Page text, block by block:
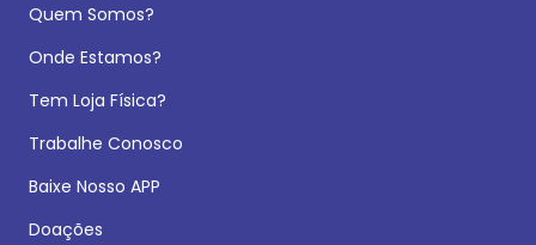
Quem Somos?
Onde Estamos?
Tem Loja Física?
Trabalhe Conosco
Baixe Nosso APP
Doações